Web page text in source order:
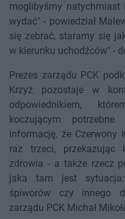
moglibyśmy natychmiast
wydać" - powiedział
się zebrać, staramy się
w kierunku uchodźców" -
Prezes zarządu PCK
Krzyż pozostaje w
odpowiednikiem,
koczującym potrzebne
informację, że Czerwony
raz trzeci, przekazując
zdrowia - a także rzecz
jaka tam jest
śpiworów czy innego
zarządu PCK Michał